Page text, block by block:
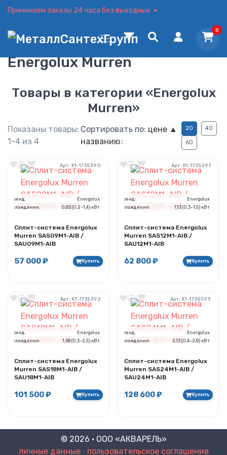
Принимаем заказы 24 часа без выходных
0
Energolux Murren
Товары в категории «Energolux
Murren»
Показаны товары:
1-4 из 4
Сортировать по: цене ▲
названию↕
20 40
60
Арт: K1-1735390
Бренд:
Energolux
Охлаждение:
0,83 (0,2~1,4) кВт
Сплит-система Energolux
Murren SAS09M1-AIB /
SAU09M1-AIB
57 000 ₽ Купить
Арт: K1-1735391
Бренд:
Energolux
Охлаждение:
1,13 (0,3~1,5) кВт
Сплит-система Energolux
Murren SAS12M1-AIB /
SAU12M1-AIB
62 800 ₽ Купить
Арт: K1-1735392
Бренд:
Energolux
Охлаждение:
1,58 (0,3~2,5) кВт
Сплит-система Energolux
Murren SAS18M1-AIB /
SAU18M1-AIB
101 500 ₽ Купить
Арт: K1-1735393
Бренд:
Energolux
Охлаждение:
2,13 (0,4~2,8) кВт
Сплит-система Energolux
Murren SAS24M1-AIB /
SAU24M1-AIB
128 600 ₽ Купить
© 2026 · ООО «АКВАРЕЛЬ»
личные данные• пользовательское соглашение